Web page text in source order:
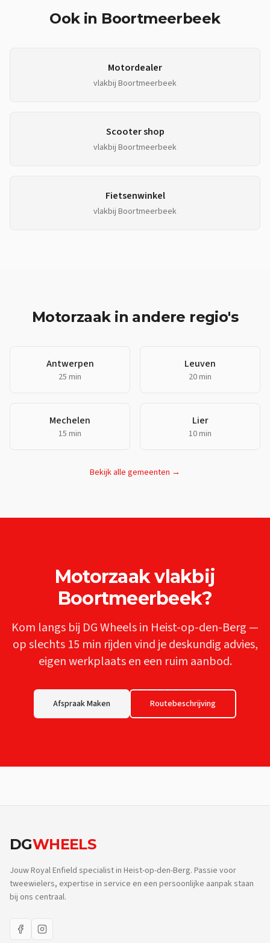
Ook in Boortmeerbeek
Motordealer
vlakbij Boortmeerbeek
Scooter shop
vlakbij Boortmeerbeek
Fietsenwinkel
vlakbij Boortmeerbeek
Motorzaakin andere regio's
Antwerpen
25 min
Leuven
20 min
Mechelen
15 min
Lier
10 min
Bekijk alle gemeenten →
Motorzaakvlakbij
Boortmeerbeek?
Kom langs bij DG Wheels in Heist-op-den-Berg —
op slechts 15 min rijden vind je deskundig advies,
eigen werkplaats en een ruim aanbod.
Afspraak Maken Routebeschrijving
DGWHEELS
Jouw Royal Enfield specialist in Heist-op-den-Berg. Passie voor
tweewielers, expertise in service en een persoonlijke aanpak staan
bij ons centraal.